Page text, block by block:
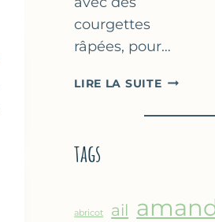
courgettes
râpées, pour…
LIRE LA SUITE
CRÊPE
DE
tags
abricot ail